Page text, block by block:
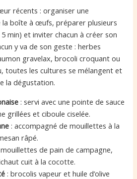
récents : organiser une
boîte à œufs, préparer plusieurs
min) et inviter chacun à créer son
y va de son geste : herbes
gravelax, brocoli croquant ou
toutes les cultures se mélangent et
la dégustation.
: servi avec une pointe de sauce
grillées et ciboule ciselée.
: accompagné de mouillettes à la
râpé.
de pain de campagne,
cuit à la cocotte.
: brocolis vapeur et huile d’olive